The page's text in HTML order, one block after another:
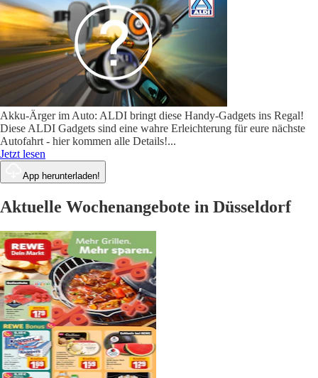
Akku-Ärger im Auto: ALDI bringt diese Handy-Gadgets ins Regal!
Diese ALDI Gadgets sind eine wahre Erleichterung für eure nächste
Autofahrt - hier kommen alle Details!...
Jetzt lesen
App herunterladen!
Aktuelle Wochenangebote in Düsseldorf